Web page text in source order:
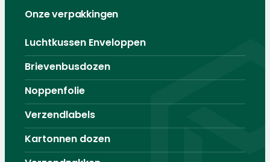
Onze verpakkingen
Luchtkussen Enveloppen
Brievenbusdozen
Noppenfolie
Verzendlabels
Kartonnen dozen